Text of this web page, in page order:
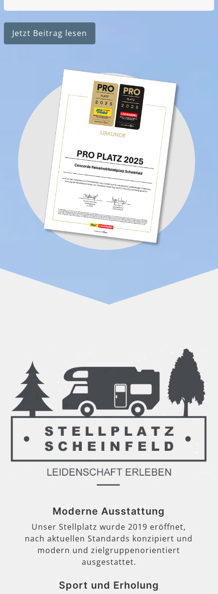
Jetzt Beitrag lesen
Moderne Ausstattung
Unser Stellplatz wurde 2019 eröffnet,
nach aktuellen Standards konzipiert und
modern und zielgruppenorientiert
ausgestattet.
Sport und Erholung